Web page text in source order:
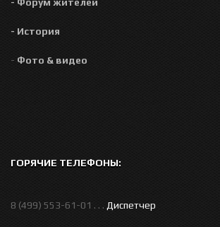
- История
- Фото & видео
ГОРЯЧИЕ ТЕЛЕФОНЫ:
8 (499) 553-61-01 . . . Диспетчер